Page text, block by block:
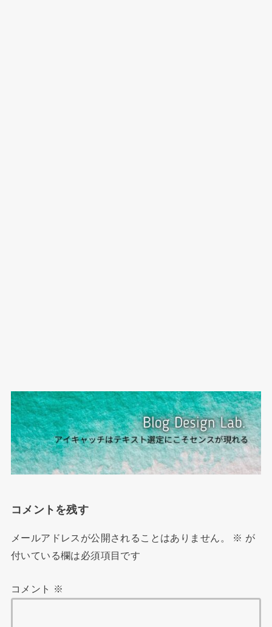
コメントを残す
メールアドレスが公開されることはありません。 ※ が
付いている欄は必須項目です
コメント ※